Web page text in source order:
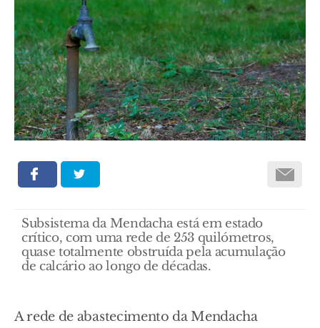
Subsistema da Mendacha está em estado
crítico, com uma rede de 253 quilómetros,
quase totalmente obstruída pela acumulação
de calcário ao longo de décadas.
A rede de abastecimento da Mendacha